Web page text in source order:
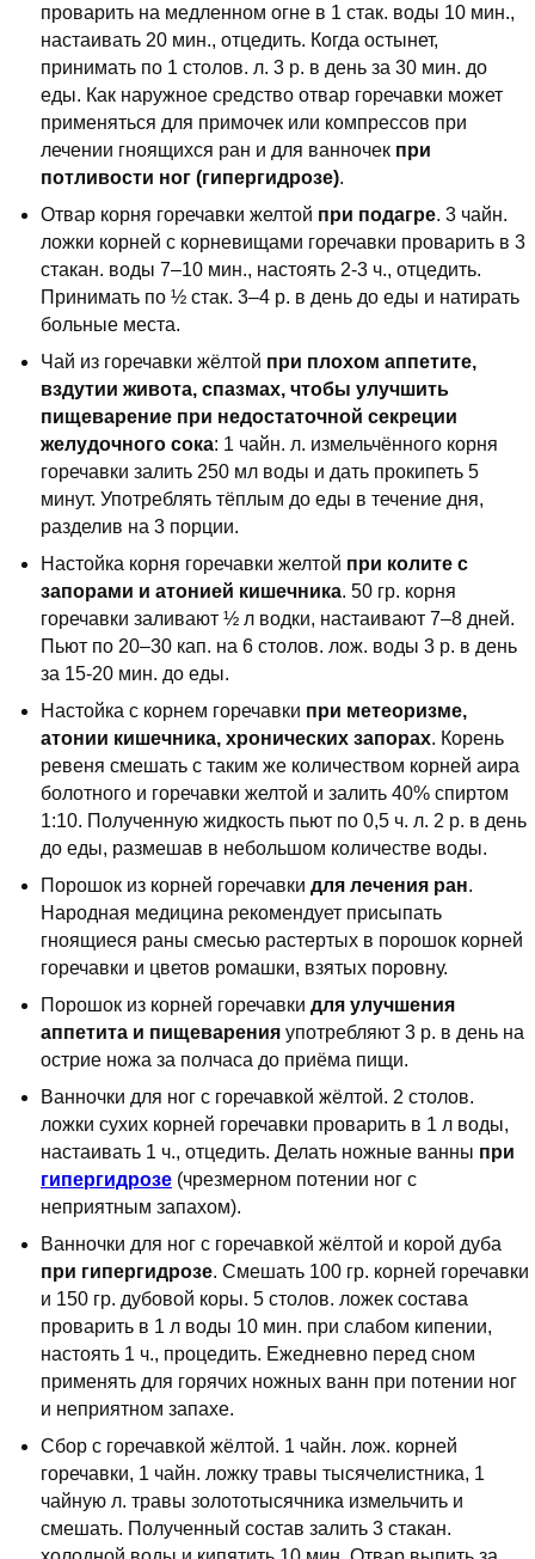
проварить на медленном огне в 1 стак. воды 10 мин.,
настаивать 20 мин., отцедить. Когда остынет,
принимать по 1 столов. л. 3 р. в день за 30 мин. до
еды. Как наружное средство отвар горечавки может
применяться для примочек или компрессов при
лечении гноящихся ран и для ванночек при
потливости ног (гипергидрозе).
Отвар корня горечавки желтой при подагре. 3 чайн.
ложки корней с корневищами горечавки проварить в 3
стакан. воды 7–10 мин., настоять 2-3 ч., отцедить.
Принимать по ½ стак. 3–4 р. в день до еды и натирать
больные места.
Чай из горечавки жёлтой при плохом аппетите,
вздутии живота, спазмах, чтобы улучшить
пищеварение при недостаточной секреции
желудочного сока: 1 чайн. л. измельчённого корня
горечавки залить 250 мл воды и дать прокипеть 5
минут. Употреблять тёплым до еды в течение дня,
разделив на 3 порции.
Настойка корня горечавки желтой при колите с
запорами и атонией кишечника. 50 гр. корня
горечавки заливают ½ л водки, настаивают 7–8 дней.
Пьют по 20–30 кап. на 6 столов. лож. воды 3 р. в день
за 15-20 мин. до еды.
Настойка с корнем горечавки при метеоризме,
атонии кишечника, хронических запорах. Корень
ревеня смешать с таким же количеством корней аира
болотного и горечавки желтой и залить 40% спиртом
1:10. Полученную жидкость пьют по 0,5 ч. л. 2 р. в день
до еды, размешав в небольшом количестве воды.
Порошок из корней горечавки для лечения ран.
Народная медицина рекомендует присыпать
гноящиеся раны смесью растертых в порошок корней
горечавки и цветов ромашки, взятых поровну.
Порошок из корней горечавки для улучшения
аппетита и пищеварения употребляют 3 р. в день на
острие ножа за полчаса до приёма пищи.
Ванночки для ног с горечавкой жёлтой. 2 столов.
ложки сухих корней горечавки проварить в 1 л воды,
настаивать 1 ч., отцедить. Делать ножные ванны при
гипергидрозе (чрезмерном потении ног с
неприятным запахом).
Ванночки для ног с горечавкой жёлтой и корой дуба
при гипергидрозе. Смешать 100 гр. корней горечавки
и 150 гр. дубовой коры. 5 столов. ложек состава
проварить в 1 л воды 10 мин. при слабом кипении,
настоять 1 ч., процедить. Ежедневно перед сном
применять для горячих ножных ванн при потении ног
и неприятном запахе.
Сбор с горечавкой жёлтой. 1 чайн. лож. корней
горечавки, 1 чайн. ложку травы тысячелистника, 1
чайную л. травы золототысячника измельчить и
смешать. Полученный состав залить 3 стакан.